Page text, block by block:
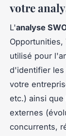
votre
L'analyse
utilisé pour
d'identifier les
votre
etc.) ainsi
externes
concurrents,